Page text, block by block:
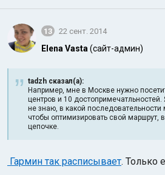
13 22 сент. 2014
Elena Vasta (сайт-админ)
tadzh сказал(а):
Например, мне в Москве нужно
центров и 10
не знаю, в какой последовательности
чтобы оптимизировать свой маршрут,
цепочке.
Гармин так расписывает. Только